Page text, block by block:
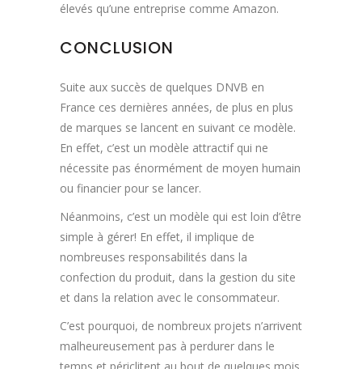
élevés qu’une entreprise comme Amazon.
CONCLUSION
Suite aux succès de quelques DNVB en
France ces dernières années, de plus en plus
de marques se lancent en suivant ce modèle.
En effet, c’est un modèle attractif qui ne
nécessite pas énormément de moyen humain
ou financier pour se lancer.
Néanmoins, c’est un modèle qui est loin d’être
simple à gérer! En effet, il implique de
nombreuses responsabilités dans la
confection du produit, dans la gestion du site
et dans la relation avec le consommateur.
C’est pourquoi, de nombreux projets n’arrivent
malheureusement pas à perdurer dans le